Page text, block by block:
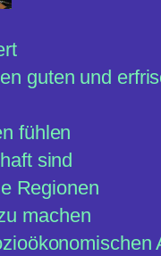
guten und
fühlen
sind
Regionen
machen